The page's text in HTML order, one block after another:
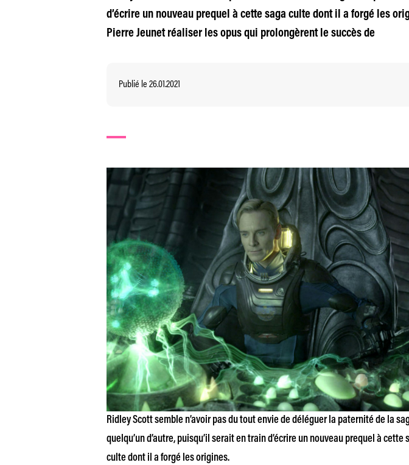
d’écrire un nouveau prequel à cette saga culte dont il a forgé les
Pierre Jeunet réaliser les opus qui prolongèrent le succès de
Publié le 26.01.2021
Ridley Scott semble n’avoir pas du tout envie de déléguer la paternité de la
quelqu’un d’autre, puisqu’il serait en train d’écrire un nouveau prequel à cette
culte dont il a forgé les origines.